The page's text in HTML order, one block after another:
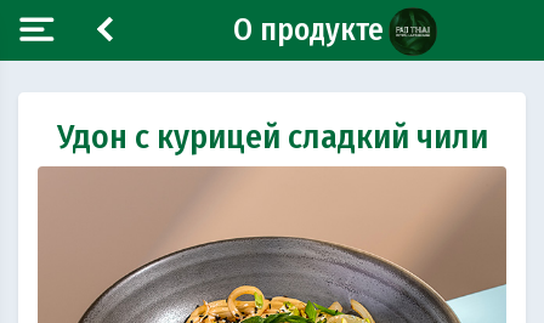
О продукте
Удон с курицей сладкий чили